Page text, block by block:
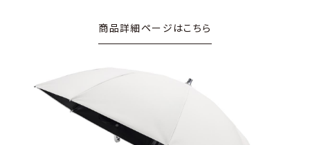
商品詳細ページはこちら